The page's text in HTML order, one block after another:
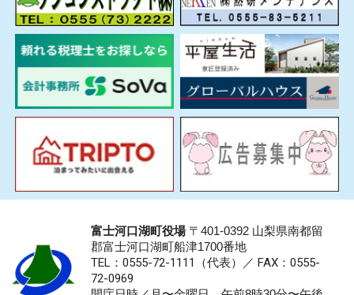
富士河口湖町役場〒401-0392 山梨県南都留
郡富士河口湖町船津1700番地
TEL：0555-72-1111 （代表）／ FAX：0555-
72-0969